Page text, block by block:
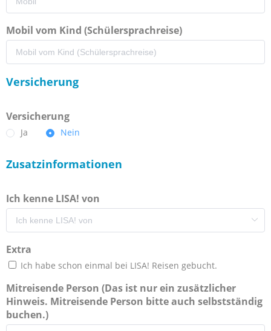
Mobil vom Kind (Schülersprachreise)
Versicherung
Versicherung
Ja Nein
Zusatzinformationen
Ich kenne LISA! von
Extra
Ich habe schon einmal bei LISA! Reisen gebucht.
Mitreisende Person (Das ist nur ein zusätzlicher
Hinweis. Mitreisende Person bitte auch selbstständig
buchen.)